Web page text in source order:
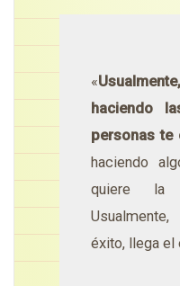
«
haciendo
personas te
haciendo
quiere la
éxito, llega el